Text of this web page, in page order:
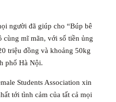
người đã giúp cho “Búp bê
cùng mĩ mãn, với số tiền ủng
triệu đồng và khoảng 50kg
phố Hà Nội.
Students Association xin
tới tình cảm của tất cả mọi